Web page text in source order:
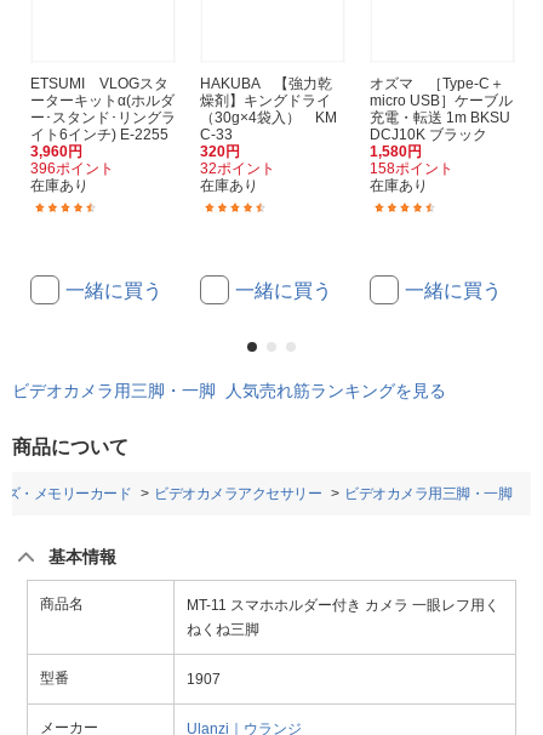
ETSUMI VLOGスタ
ーターキットα(ホルダ
ー･スタンド･リングラ
イト6インチ) E-2255
3,960円
396ポイント
在庫あり
一緒に買う
HAKUBA 【強力乾
燥剤】キングドライ
（30g×4袋入） KM
C-33
320円
32ポイント
在庫あり
一緒に買う
オズマ ［Type-C＋
micro USB］ケーブル
充電・転送 1m BKSU
DCJ10K ブラック
1,580円
158ポイント
在庫あり
一緒に買う
ビデオカメラ用三脚・一脚 人気売れ筋ランキングを見る
商品について
ズ・メモリーカード ビデオカメラアクセサリー ビデオカメラ用三脚・一脚
基本情報
商品名
MT-11 スマホホルダー付き カメラ 一眼レフ用く
ねくね三脚
型番 1907
メーカー Ulanzi｜ウランジ